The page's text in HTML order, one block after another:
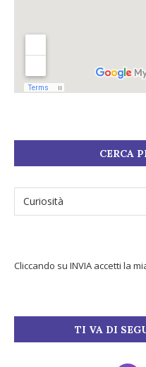
CERCA
Cliccando su INVIA accetti la
TI VA DI